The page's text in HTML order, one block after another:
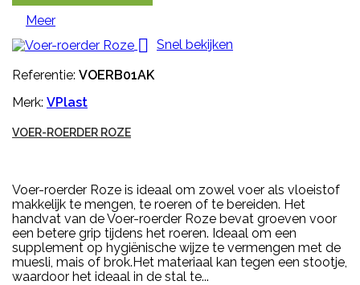
Meer
 Snel bekijken
Referentie: VOERB01AK
Merk: VPlast
VOER-ROERDER ROZE
Voer-roerder Roze is ideaal om zowel voer als vloeistof
makkelijk te mengen, te roeren of te bereiden. Het
handvat van de Voer-roerder Roze bevat groeven voor
een betere grip tijdens het roeren. Ideaal om een
supplement op hygiënische wijze te vermengen met de
muesli, mais of brok.Het materiaal kan tegen een stootje,
waardoor het ideaal in de stal te...